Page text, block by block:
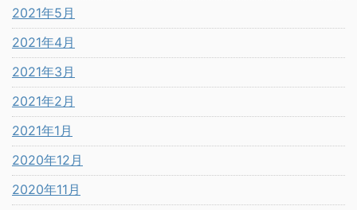
2021年5月
2021年4月
2021年3月
2021年2月
2021年1月
2020年12月
2020年11月